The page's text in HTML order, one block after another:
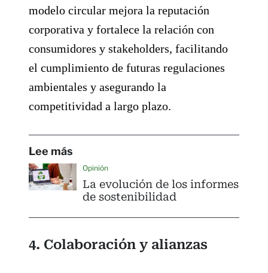
modelo circular mejora la reputación
corporativa y fortalece la relación con
consumidores y stakeholders, facilitando
el cumplimiento de futuras regulaciones
ambientales y asegurando la
competitividad a largo plazo.
Lee más
Opinión
La evolución de los informes
de sostenibilidad
4. Colaboración y alianzas